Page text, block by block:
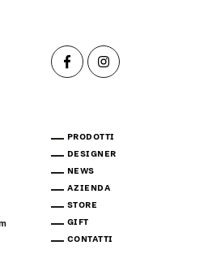
PRODOTTI
DESIGNER
NEWS
AZIENDA
STORE
GIFT
CONTATTI